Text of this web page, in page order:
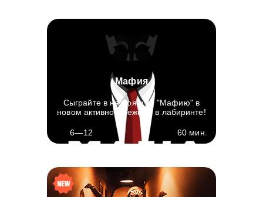
Мафия
Сыграйте в настоящую "Мафию" в
новом активном режиме в лабиринте!
6—12 60 мин.